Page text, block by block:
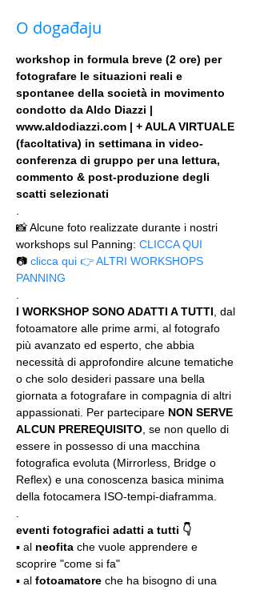
O događaju
workshop in formula breve (2 ore) per
fotografare le situazioni reali e
spontanee della società in movimento
condotto da Aldo Diazzi |
www.aldodiazzi.com | + AULA VIRTUALE
(facoltativa) in settimana in video-
conferenza di gruppo per una lettura,
commento & post-produzione degli
scatti selezionati
📸 Alcune foto realizzate durante i nostri
workshops sul Panning: CLICCA QUI
📷 clicca qui 👉 ALTRI WORKSHOPS
PANNING
I WORKSHOP SONO ADATTI A TUTTI , dal
fotoamatore alle prime armi, al fotografo
più avanzato ed esperto, che abbia
necessità di approfondire alcune tematiche
o che solo desideri passare una bella
giornata a fotografare in compagnia di altri
appassionati. Per partecipare NON SERVE
ALCUN PREREQUISITO , se non quello di
essere in possesso di una macchina
fotografica evoluta (Mirrorless, Bridge o
Reflex) e una conoscenza basica minima
della fotocamera ISO-tempi-diaframma.
eventi fotografici adatti a tutti 👇
▪️ al neofita che vuole apprendere e
scoprire "come si fa"
▪️ al fotoamatore che ha bisogno di una